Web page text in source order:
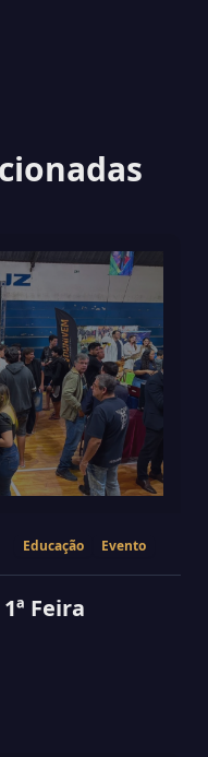
Educação Evento
Feira